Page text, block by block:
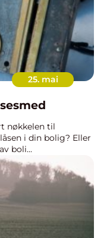
25. mai
nøkkelen til
i din bolig? Eller
boli...